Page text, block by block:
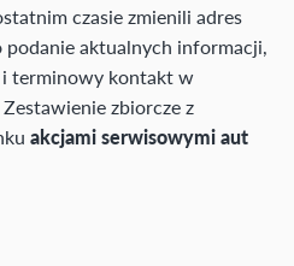
czasie zmienili adres
podanie aktualnych informacji,
i terminowy kontakt w
zbiorcze z
akcjami serwisowymi aut